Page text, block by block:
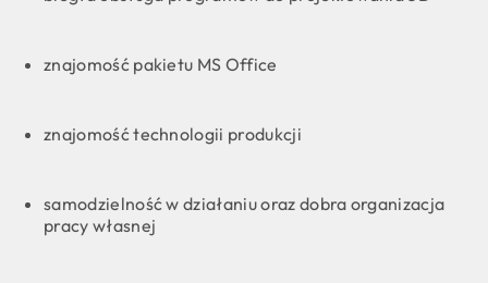
znajomość pakietu MS Office
znajomość technologii produkcji
samodzielność w działaniu oraz dobra organizacja
pracy własnej